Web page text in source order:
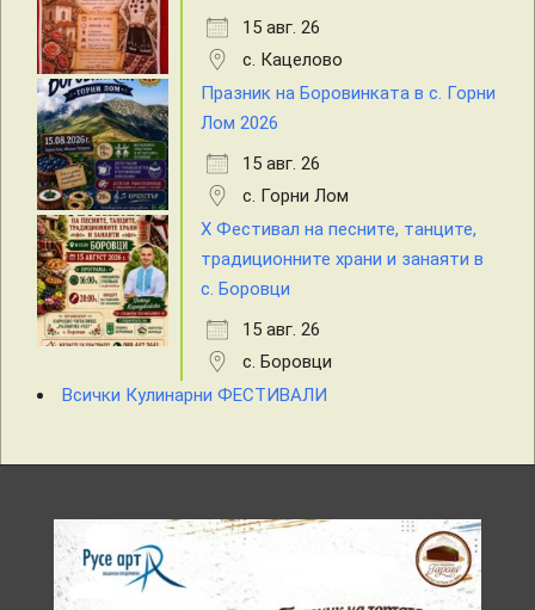
15 авг. 26
с. Кацелово
Празник на Боровинката в с. Горни
Лом 2026
15 авг. 26
с. Горни Лом
X Фестивал на песните, танците,
традиционните храни и занаяти в
с. Боровци
15 авг. 26
с. Боровци
Всички Кулинарни ФЕСТИВАЛИ